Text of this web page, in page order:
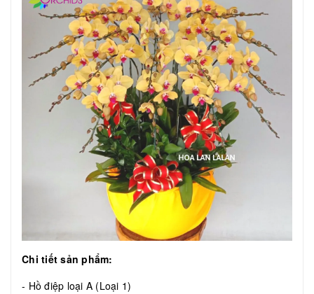
Chi tiết sản phẩm:
- Hồ điệp loại A (Loại 1)